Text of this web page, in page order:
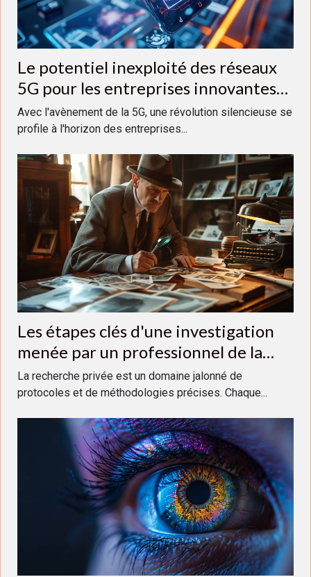
Le potentiel inexploité des réseaux
5G pour les entreprises innovantes
en 2023
Avec l'avènement de la 5G, une révolution silencieuse se
profile à l'horizon des entreprises...
Les étapes clés d'une investigation
menée par un professionnel de la
recherche privée
La recherche privée est un domaine jalonné de
protocoles et de méthodologies précises. Chaque...